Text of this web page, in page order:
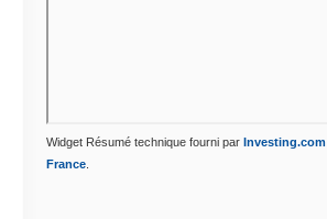
Widget Résumé technique fourni par Investing.com
France